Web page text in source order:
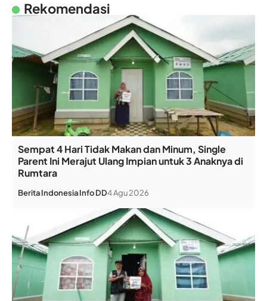
Rekomendasi
Sempat 4 Hari Tidak Makan dan Minum, Single
Parent Ini Merajut Ulang Impian untuk 3 Anaknya di
Rumtara
BeritaIndonesiaInfo DD4 Agu 2026